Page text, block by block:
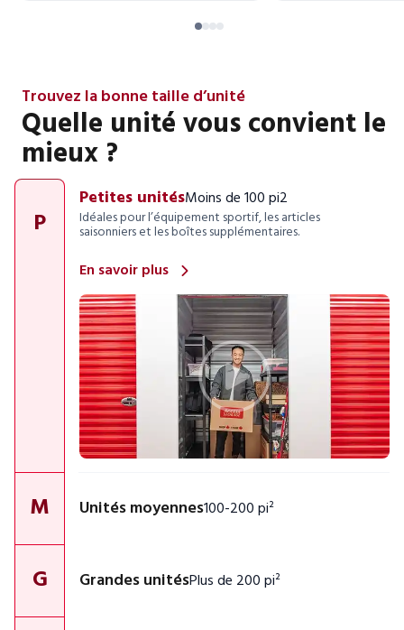
Trouvez la bonne taille d’unité
Quelle unité vous convient le
mieux ?
P
Petites unitésMoins de 100 pi2
Idéales pour l’équipement sportif, les articles
saisonniers et les boîtes supplémentaires.
En savoir plus
M Unités moyennes100-200 pi²
G Grandes unitésPlus de 200 pi²